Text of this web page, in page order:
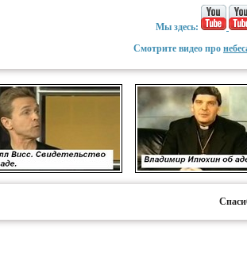
Мы здесь:
Смотрите видео про